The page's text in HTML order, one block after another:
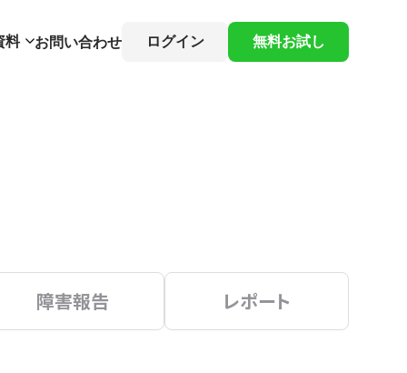
料 お問い合わせ ログイン 無料お試し
障害報告 レポート